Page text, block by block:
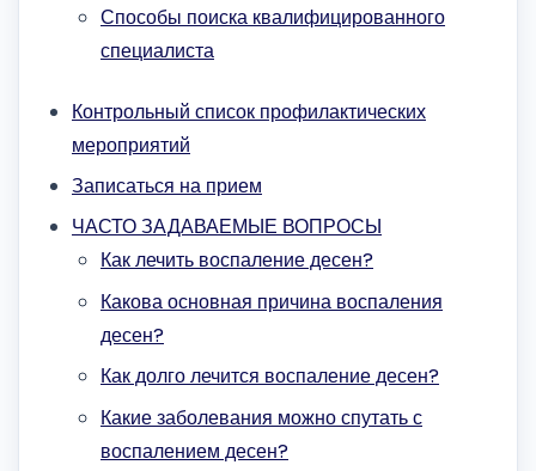
Способы поиска квалифицированного
специалиста
Контрольный список профилактических
мероприятий
Записаться на прием
ЧАСТО ЗАДАВАЕМЫЕ ВОПРОСЫ
Как лечить воспаление десен?
Какова основная причина воспаления
десен?
Как долго лечится воспаление десен?
Какие заболевания можно спутать с
воспалением десен?